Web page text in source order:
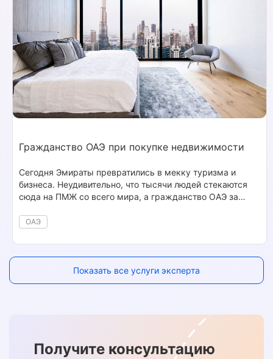
Гражданство ОАЭ при покупке недвижимости
ОАЭ
Сегодня Эмираты превратились в мекку туризма и
бизнеса. Неудивительно, что тысячи людей стекаются
сюда на ПМЖ со всего мира, а гражданство ОАЭ за
второго гостя страны. И если ещё четыре года назад
осуществимым, то сейчас миграционная политика
государства сильно изменилась.
Показать все услуги эксперта
Получите консультацию